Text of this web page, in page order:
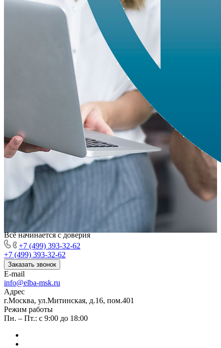
Всё начинается с доверия
+7 (499) 393-32-62
+7 (499) 393-32-62
Заказать звонок
E-mail
info@elba-msk.ru
Адрес
г.Москва, ул.Митинская, д.16, пом.401
Режим работы
Пн. – Пт.: с 9:00 до 18:00